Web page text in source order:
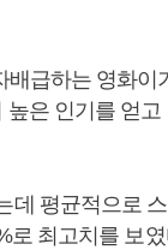
배급하는 영화
높은 인기를 얻
데 평균적으로
최고치를 보